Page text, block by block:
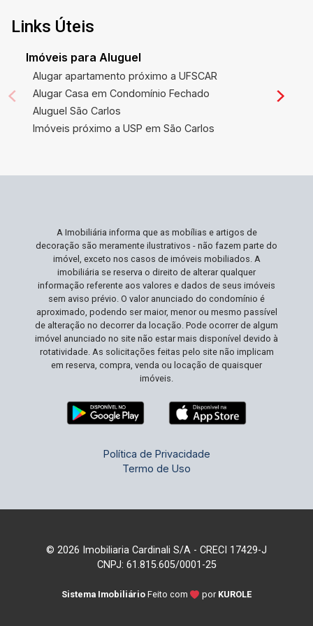
Links Úteis
Imóveis para Aluguel
Alugar apartamento próximo a UFSCAR
Alugar Casa em Condomínio Fechado
Aluguel São Carlos
Imóveis próximo a USP em São Carlos
A Imobiliária informa que as mobílias e artigos de
decoração são meramente ilustrativos - não fazem parte do
imóvel, exceto nos casos de imóveis mobiliados. A
imobiliária se reserva o direito de alterar qualquer
informação referente aos valores e dados de seus imóveis
sem aviso prévio. O valor anunciado do condomínio é
aproximado, podendo ser maior, menor ou mesmo passível
de alteração no decorrer da locação. Pode ocorrer de algum
imóvel anunciado no site não estar mais disponível devido à
rotatividade. As solicitações feitas pelo site não implicam
em reserva, compra, venda ou locação de quaisquer
imóveis.
Política de Privacidade
Termo de Uso
© 2026 Imobiliaria Cardinali S/A - CRECI 17429-J
CNPJ: 61.815.605/0001-25
Sistema Imobiliário Feito com por KUROLE